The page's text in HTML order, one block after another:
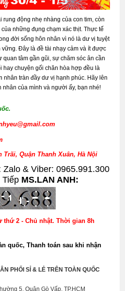
động nhẹ nhàng của con tim, còn
những đụng chạm xác thịt. Thực tế
đời sống hôn nhân vì nó là dư vị tuyệt
Đây là đề tài nhạy cảm và ít được
tâm gần gũi, sự chăm sóc ân cần
chuyện gối chăn hòa hợp đều là
nhân tràn đầy dư vị hạnh phúc. Hãy lên
nhân của mình và người ấy, bạn nhé!
Trãi, Quận Thanh Xuân, Hà Nội
& Viber: 0965.991.300
MS.LAN ANH:
thứ 2 - Chủ nhật. Thời gian 8h
quốc, Thanh toán sau khi nhận
PHỐI SỈ & LẺ TRÊN TOÀN QUỐC
5, Quận Gò Vấp, TP.HCM